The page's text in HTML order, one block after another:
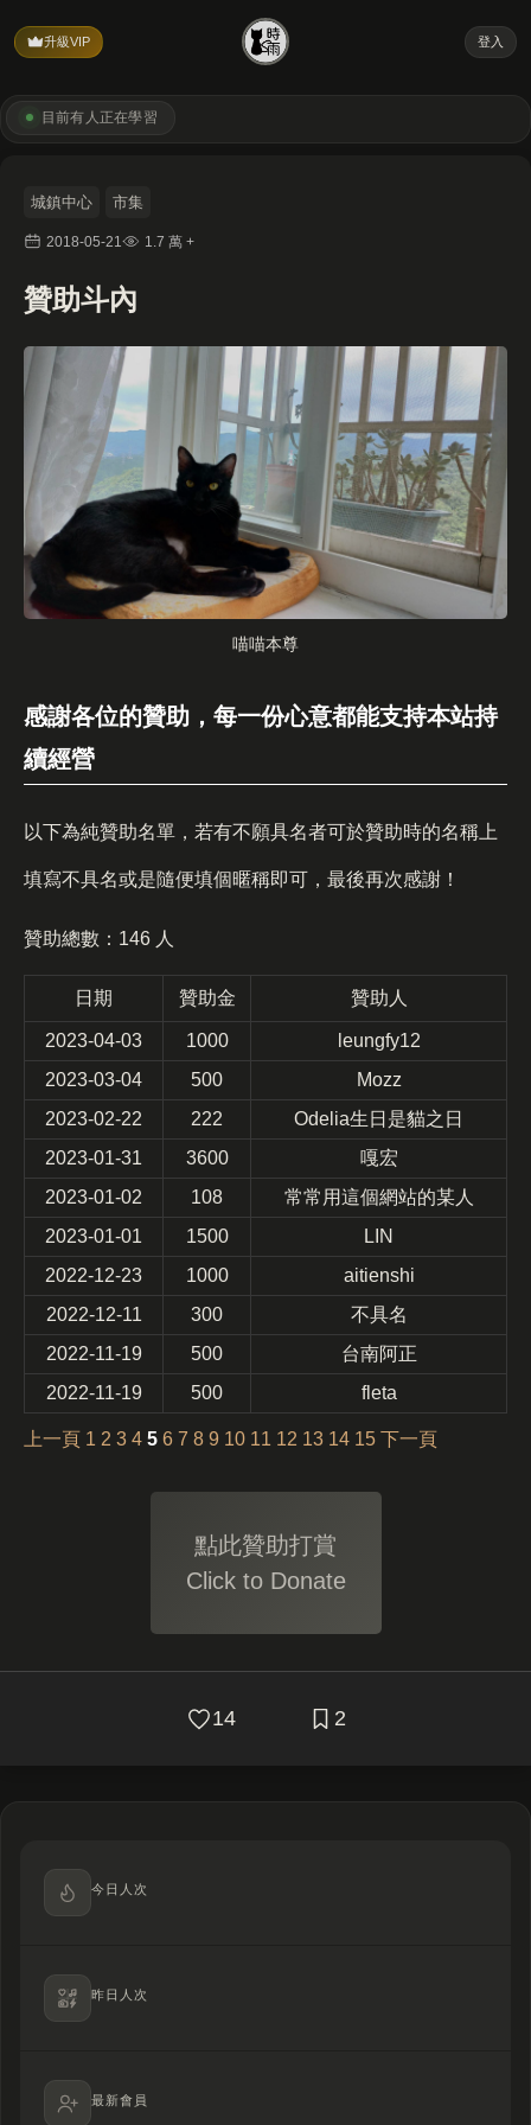
升級VIP 登入
目前有 人正在學習
城鎮中心 市集
2018-05-21 1.7 萬 +
贊助斗內
喵喵本尊
感謝各位的贊助，每一份心意都能支持本站持
續經營
以下為純贊助名單，若有不願具名者可於贊助時的名稱上
填寫不具名或是隨便填個暱稱即可，最後再次感謝！
贊助總數：146 人
日期 贊助金 贊助人
2023-04-03 1000
leungfy12
2023-03-04
500
Mozz
2023-02-22
222
Odelia生日是貓之日
2023-01-31
3600
嘎宏
2023-01-02
108
常常用這個網站的某人
2023-01-01
1500
LIN
2022-12-23
1000
aitienshi
2022-12-11
300
不具名
2022-11-19
500
台南阿正
2022-11-19
500 fleta
上一頁 1 2 3 4 5 6 7 8 9 10 11 12 13 14 15 下一頁
點此贊助打賞
Click to Donate
14 2
今日人次
昨日人次
最新會員